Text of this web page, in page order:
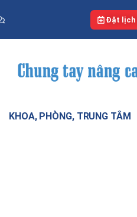
Đặt lịch
KHOA, PHÒNG, TRUNG TÂM